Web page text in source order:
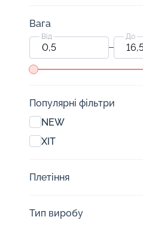
Вага
Від До
Популярні фільтри
NEW
ХІТ
Плетіння
Тип виробу